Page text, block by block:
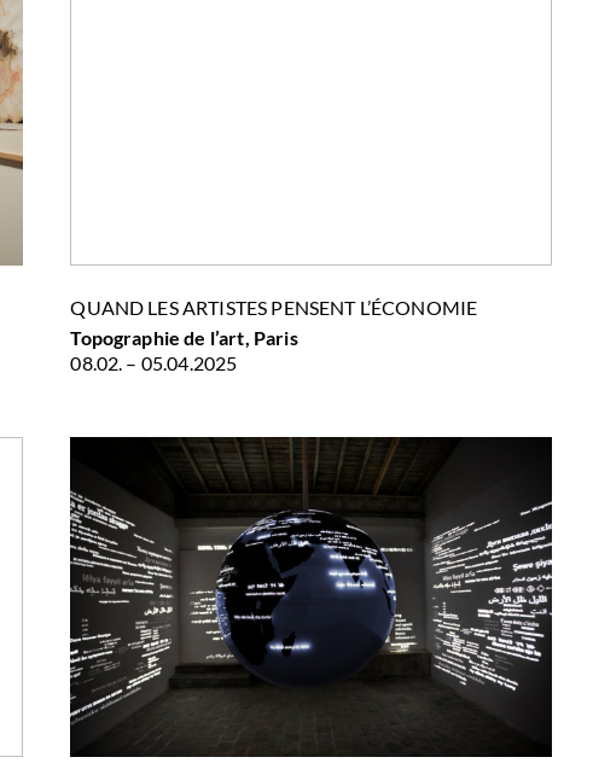
QUAND LES ARTISTES PENSENT L’ÉCONOMIE
Topographie de l’art, Paris
08.02. – 05.04.2025